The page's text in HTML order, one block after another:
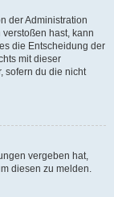
der Administration
hast, kann
die Entscheidung der
mit dieser
sofern du die nicht
vergeben hat,
diesen zu melden.